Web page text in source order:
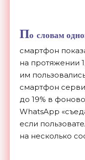
По словам
смартфон
на протяжении
им
смартфон
до 19% в
WhatsApp «
если
на несколько